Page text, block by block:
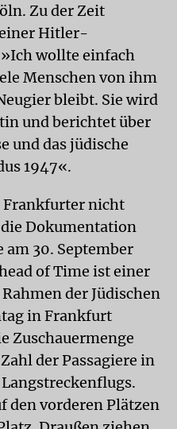
Zu der Zeit
Hitler-
wollte einfach
Menschen von ihm
bleibt. Sie wird
und berichtet über
und das jüdische
1947«.
Frankfurter nicht
Dokumentation
30. September
of Time ist einer
der Jüdischen
in Frankfurt
Zuschauermenge
der Passagiere in
den vorderen Plätzen